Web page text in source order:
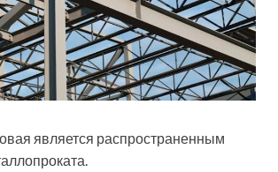
является распространенным